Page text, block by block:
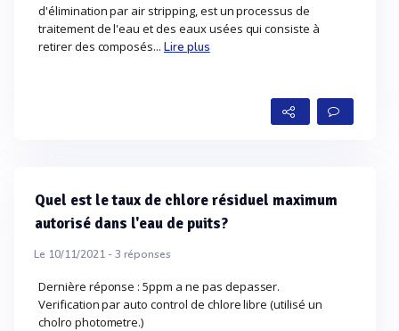
d'élimination par air stripping, est un processus de
traitement de l'eau et des eaux usées qui consiste à
retirer des composés...Lire plus
Quel est le taux de chlore résiduel maximum
autorisé dans l'eau de puits?
Le 10/11/2021 -3 réponses
Dernière réponse : 5ppm a ne pas depasser.
Verification par auto control de chlore libre (utilisé un
cholro photometre.)